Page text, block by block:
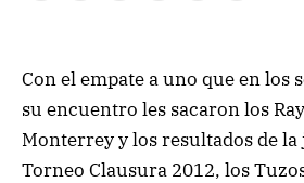
Con el empate a uno que en los
su encuentro les sacaron los
Monterrey y los resultados de
Torneo Clausura 2012, los